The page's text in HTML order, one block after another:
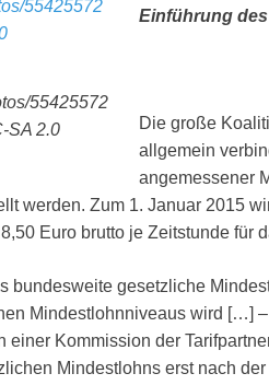
55425572
SA 2.0
Einführung
Die große
allgemein
angemessener
werden. Zum 1. Januar 2015
Euro brutto je Zeitstunde für
bundesweite gesetzliche
Mindestlohnniveaus wird […]
einer Kommission der
Mindestlohns erst nach